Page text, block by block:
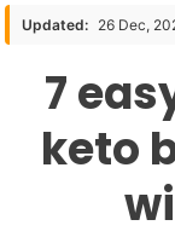
Updated: 26 Dec,
7
keto